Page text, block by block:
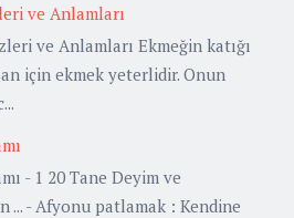
ve Anlamları
ve Anlamları Ekmeğin katığı
için ekmek yeterlidir. Onun
- 1 20 Tane Deyim ve
... - Afyonu patlamak : Kendine